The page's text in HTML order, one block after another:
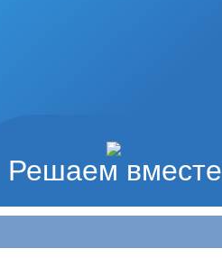
Решаем вместе